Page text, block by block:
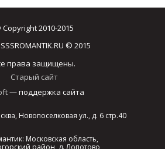
2010-2015
© 2015
права защищены.
Старый сайт
— поддержка сайта
Новопоселковая ул., д. 6 стр.40
Московская область,
район, д. Лопотово